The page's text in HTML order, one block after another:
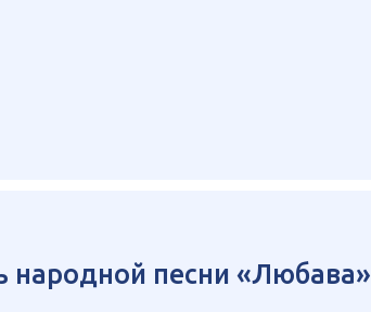
народной песни «Любава»